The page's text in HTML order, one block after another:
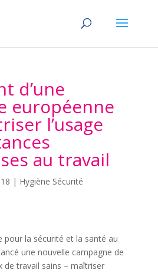
d’une
européenne
l’usage
au travail
| Hygiène Sécurité
pour la sécurité et la santé au
une nouvelle campagne de
de travail sains – maîtriser